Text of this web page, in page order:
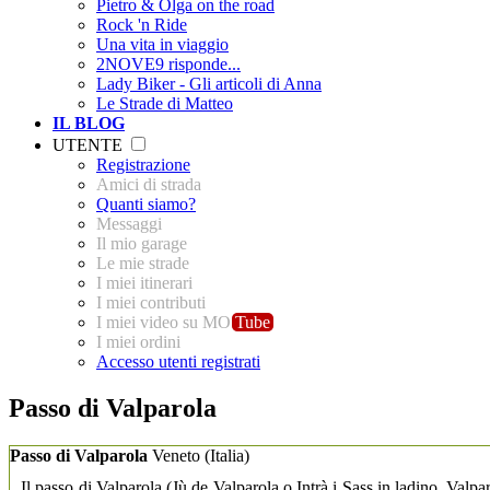
Pietro & Olga on the road
Rock 'n Ride
Una vita in viaggio
2NOVE9 risponde...
Lady Biker - Gli articoli di Anna
Le Strade di Matteo
IL BLOG
UTENTE
Registrazione
Amici di strada
Quanti siamo?
Messaggi
Il mio garage
Le mie strade
I miei itinerari
I miei contributi
I miei video su MO Tube
I miei ordini
Accesso utenti registrati
Passo di Valparola
Passo di Valparola Veneto (Italia)